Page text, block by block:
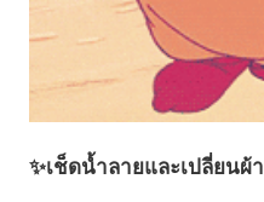
✨เช็ดน้ำลายและเปลี่ยนผ้า